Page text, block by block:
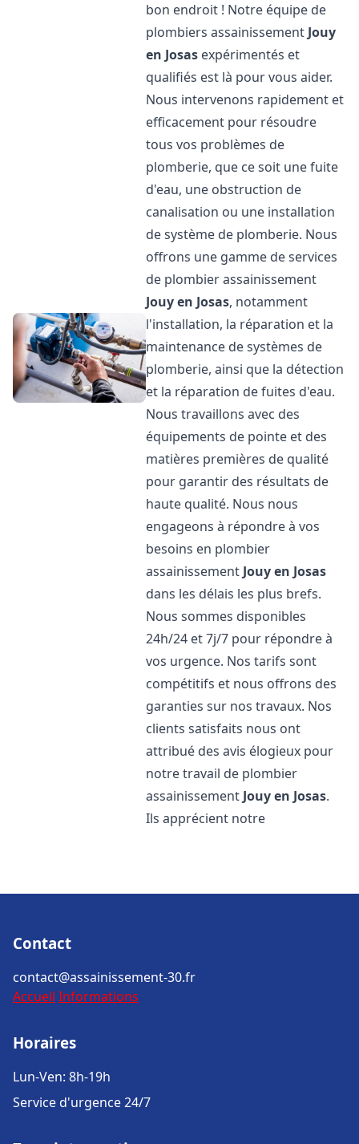
bon endroit ! Notre équipe de
plombiers assainissement Jouy
en Josas expérimentés et
qualifiés est là pour vous aider.
Nous intervenons rapidement et
efficacement pour résoudre
tous vos problèmes de
plomberie, que ce soit une fuite
d'eau, une obstruction de
canalisation ou une installation
de système de plomberie. Nous
offrons une gamme de services
de plombier assainissement
Jouy en Josas, notamment
l'installation, la réparation et la
maintenance de systèmes de
plomberie, ainsi que la détection
et la réparation de fuites d'eau.
Nous travaillons avec des
équipements de pointe et des
matières premières de qualité
pour garantir des résultats de
haute qualité. Nous nous
engageons à répondre à vos
besoins en plombier
assainissement Jouy en Josas
dans les délais les plus brefs.
Nous sommes disponibles
24h/24 et 7j/7 pour répondre à
vos urgence. Nos tarifs sont
compétitifs et nous offrons des
garanties sur nos travaux. Nos
clients satisfaits nous ont
attribué des avis élogieux pour
notre travail de plombier
assainissement Jouy en Josas.
Ils apprécient notre
Contact
contact@assainissement-30.fr
Accueil Informations
Horaires
Lun-Ven: 8h-19h
Service d'urgence 24/7